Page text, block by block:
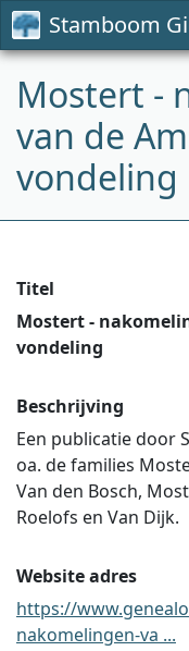
Stamboom
Mostert -
van de
vondeling
Titel
Mostert -
vondeling
Beschrijving
Een publicatie door
oa. de families
Van den Bosch,
Roelofs en Van Dijk.
Website adres
https://
nakomelingen-va ...